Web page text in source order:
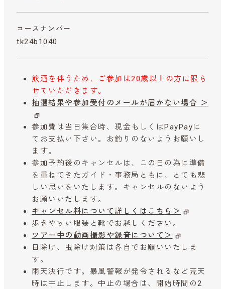
コースナンバー
tk24b1040
飲酒を伴うため、ご参加は20歳以上の方に限ら
せていただきます。
抽選結果や参加受付のメールが届かない場合 ＞
参加費は当日集合時、現金もしくはPayPayに
てお支払い下さい。お釣りのないようお願いし
ます。
参加予約後のキャンセルは、この日の為に準備
を重ねてきたガイド・事務局ともに、とても悲
しい思いをいたします。キャンセルのないよう
お願いいたします。
キャンセル料について詳しくはこちら＞
歩きやすい服装と靴でお越しください。
ツアー中の動画撮影や録音について＞
日除け、虫除け対策は各自でお願いいたしま
す。
雨天決行です。暴風警報が発令されるなど荒天
時は中止します。中止の場合は、開始時間の2